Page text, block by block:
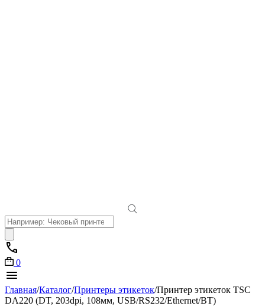
Поиск
товаров
0
Главная/Каталог/Принтеры этикеток/Принтер этикеток TSC
DA220 (DT, 203dpi, 108мм, USB/RS232/Ethernet/BT)